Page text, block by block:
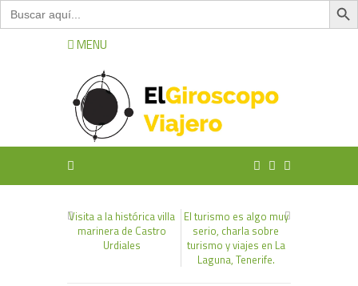
Buscar:
MENU
Visita a la histórica villa
marinera de Castro
Urdiales
El turismo es algo muy
serio, charla sobre
turismo y viajes en La
Laguna, Tenerife.